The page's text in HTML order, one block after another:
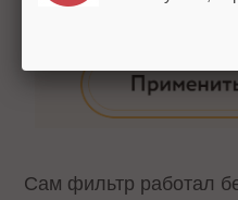
Сам фильтр работал